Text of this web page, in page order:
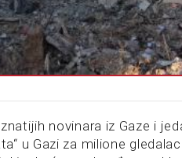
novinara iz Gaze i
u Gazi za milione